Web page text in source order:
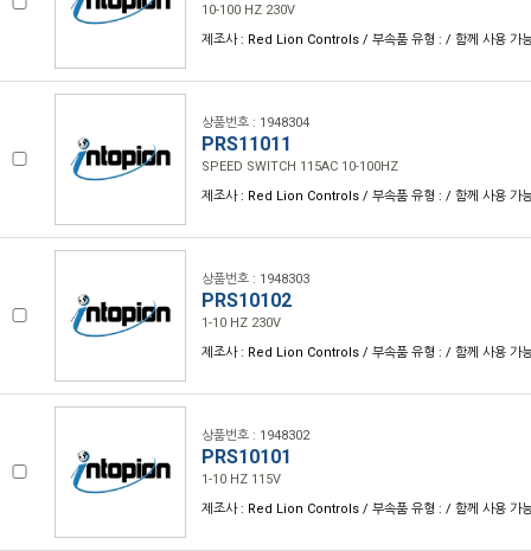
10-100 HZ 230V
제조사 : Red Lion Controls / 부속품 유형 : / 함께 사용 가
상품번호 : 1948304
PRS11011
SPEED SWITCH 115AC 10-100HZ
제조사 : Red Lion Controls / 부속품 유형 : / 함께 사용 가
상품번호 : 1948303
PRS10102
1-10 HZ 230V
제조사 : Red Lion Controls / 부속품 유형 : / 함께 사용 가
상품번호 : 1948302
PRS10101
1-10 HZ 115V
제조사 : Red Lion Controls / 부속품 유형 : / 함께 사용 가